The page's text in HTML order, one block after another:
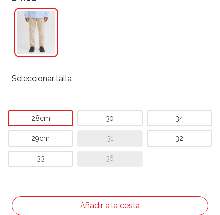
Seleccionar talla
28cm 30 34
29cm 31 32
33 36